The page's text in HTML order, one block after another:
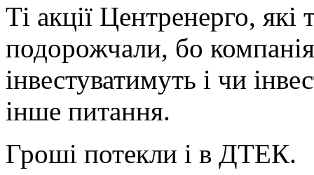
Ті акції Центренерго, які
подорожчали, бо
інвестуватимуть і чи
інше питання.
Гроші потекли і в ДТЕК.